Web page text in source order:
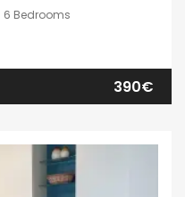
6 Bedrooms
390€